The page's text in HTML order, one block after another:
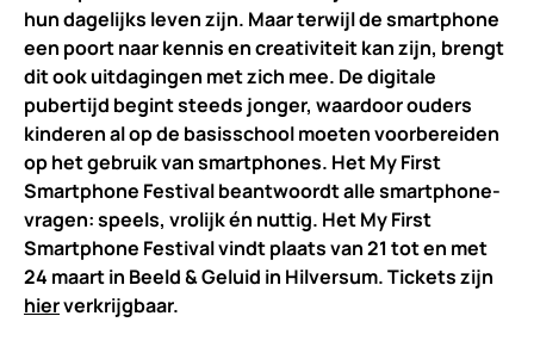
hun dagelijks leven zijn. Maar terwijl de smartphone
een poort naar kennis en creativiteit kan zijn, brengt
dit ook uitdagingen met zich mee. De digitale
pubertijd begint steeds jonger, waardoor ouders
kinderen al op de basisschool moeten voorbereiden
op het gebruik van smartphones. Het My First
Smartphone Festival beantwoordt alle smartphone-
vragen: speels, vrolijk én nuttig. Het My First
Smartphone Festival vindt plaats van 21 tot en met
24 maart in Beeld & Geluid in Hilversum. Tickets zijn
hierverkrijgbaar.